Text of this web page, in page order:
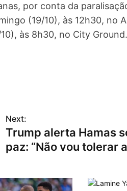
por conta da
(19/10), às 12h30, no
às 8h30, no City Ground.
Next:
Trump alerta Hamas
paz: “Não vou tolerar